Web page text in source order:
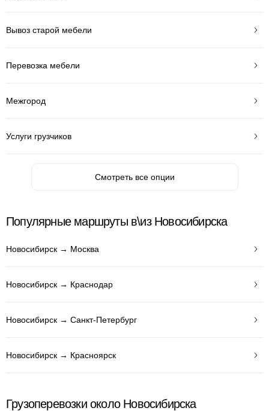
Вывоз старой мебели
Перевозка мебели
Межгород
Услуги грузчиков
Смотреть все опции
Популярные маршруты в\из Новосибирска
Новосибирск → Москва
Новосибирск → Краснодар
Новосибирск → Санкт-Петербург
Новосибирск → Красноярск
Грузоперевозки около Новосибирска